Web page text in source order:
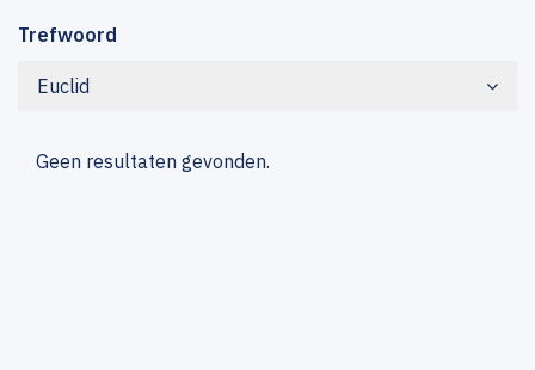
Trefwoord
Euclid
Geen resultaten gevonden.